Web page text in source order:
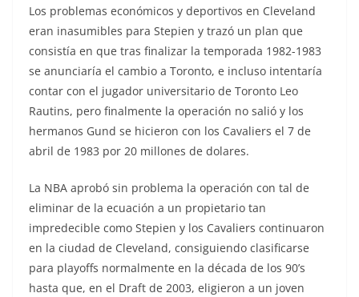
Los problemas económicos y deportivos en Cleveland
eran inasumibles para Stepien y trazó un plan que
consistía en que tras finalizar la temporada 1982-1983
se anunciaría el cambio a Toronto, e incluso intentaría
contar con el jugador universitario de Toronto Leo
Rautins, pero finalmente la operación no salió y los
hermanos Gund se hicieron con los Cavaliers el 7 de
abril de 1983 por 20 millones de dolares.
La NBA aprobó sin problema la operación con tal de
eliminar de la ecuación a un propietario tan
impredecible como Stepien y los Cavaliers continuaron
en la ciudad de Cleveland, consiguiendo clasificarse
para playoffs normalmente en la década de los 90’s
hasta que, en el Draft de 2003, eligieron a un joven